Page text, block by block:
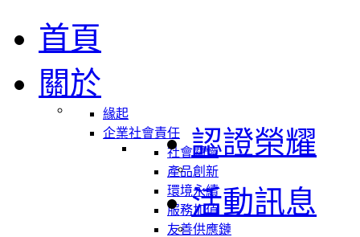
首頁
關於
緣起
企業社會責任
社會關懷
產品創新
環境永續
服務加值
友善供應鏈
認證榮耀
活動訊息